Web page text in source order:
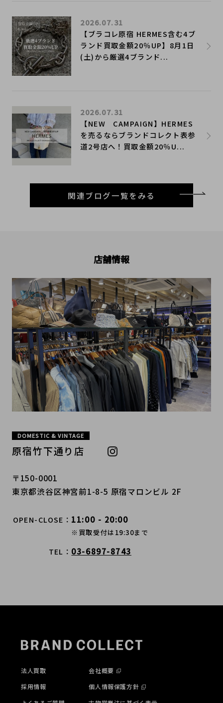
【ブラコレ原宿 HERMES含む4ブ
ランド買取金額20％UP】8月1日
(土)から厳選4ブランド...
2026.07.31
【NEW CAMPAIGN】HERMES
を売るならブランドコレクト表参
道2号店へ！買取金額20％U...
2026.07.31
関連ブログ一覧をみる
店舗情報
DOMESTIC & VINTAGE
原宿竹下通り店
〒150-0001
東京都渋谷区神宮前1-8-5 原宿マロンビル 2F
OPEN-CLOSE 11:00 - 20:00
※買取受付は19:30まで
TEL 03-6897-8743
法人買取
採用情報
会社概要
個人情報保護方針